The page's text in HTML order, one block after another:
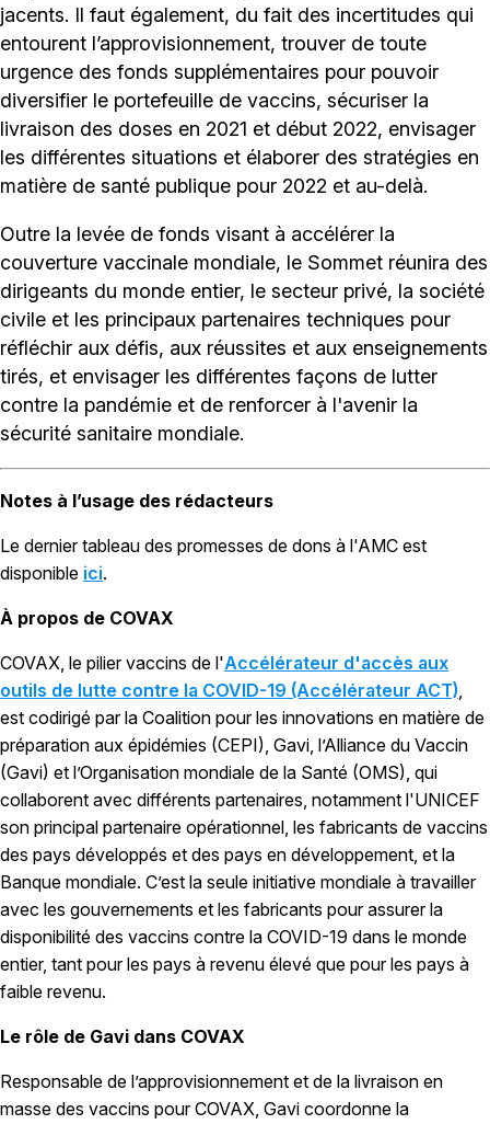
jacents. Il faut également, du fait des incertitudes qui
entourent l’approvisionnement, trouver de toute
urgence des fonds supplémentaires pour pouvoir
diversifier le portefeuille de vaccins, sécuriser la
livraison des doses en 2021 et début 2022, envisager
les différentes situations et élaborer des stratégies en
matière de santé publique pour 2022 et au-delà.
Outre la levée de fonds visant à accélérer la
couverture vaccinale mondiale, le Sommet réunira des
dirigeants du monde entier, le secteur privé, la société
civile et les principaux partenaires techniques pour
réfléchir aux défis, aux réussites et aux enseignements
tirés, et envisager les différentes façons de lutter
contre la pandémie et de renforcer à l'avenir la
sécurité sanitaire mondiale.
Notes à l’usage des rédacteurs
Le dernier tableau des promesses de dons à l'AMC est
disponible ici.
À propos de COVAX
COVAX, le pilier vaccins de l'Accélérateur d'accès aux
outils de lutte contre la COVID-19 (Accélérateur ACT),
est codirigé par la Coalition pour les innovations en matière de
préparation aux épidémies (CEPI), Gavi, l’Alliance du Vaccin
(Gavi) et l’Organisation mondiale de la Santé (OMS), qui
collaborent avec différents partenaires, notamment l'UNICEF
son principal partenaire opérationnel, les fabricants de vaccins
des pays développés et des pays en développement, et la
Banque mondiale. C’est la seule initiative mondiale à travailler
avec les gouvernements et les fabricants pour assurer la
disponibilité des vaccins contre la COVID-19 dans le monde
entier, tant pour les pays à revenu élevé que pour les pays à
faible revenu.
Le rôle de Gavi dans COVAX
Responsable de l’approvisionnement et de la livraison en
masse des vaccins pour COVAX, Gavi coordonne la